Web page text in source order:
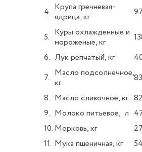
4. Крупа гречневая-
ядрица, кг
5. Куры охлажденные и
мороженые, кг
6. Лук репчатый, кг
7. Масло подсолнечное,
кг
8. Масло сливочное, кг
9. Молоко питьевое, л
10. Морковь, кг
11. Мука пшеничная, кг